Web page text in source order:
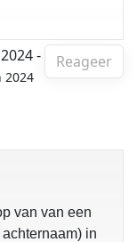
Reageer
-
2024
van van een
in